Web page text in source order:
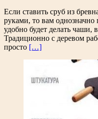
Если ставить сруб из
руками, то вам
удобно будет делать чаши,
Традиционно с деревом
просто […]